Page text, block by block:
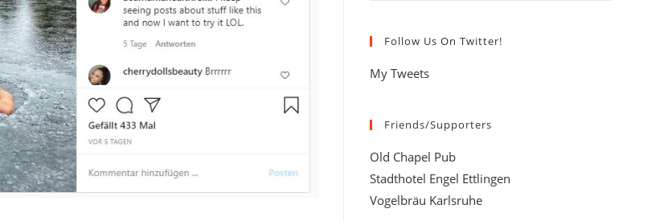
Follow Us On Twitter!
My Tweets
Friends/Supporters
Old Chapel Pub
Stadthotel Engel Ettlingen
Vogelbräu Karlsruhe